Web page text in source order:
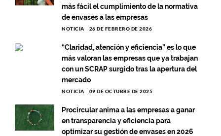
más fácil el cumplimiento de la normativa
de envases a las empresas
NOTICIA 26 DE FEBRERO DE 2026
“Claridad, atención y eficiencia” es lo que
más valoran las empresas que ya trabajan
con un SCRAP surgido tras la apertura del
mercado
NOTICIA 09 DE OCTUBRE DE 2025
Procircular anima a las empresas a ganar
en transparencia y eficiencia para
optimizar su gestión de envases en 2026